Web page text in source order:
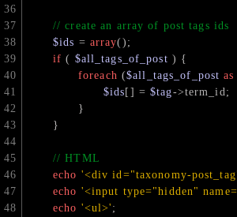
// create an array of post tags ids
$ids = array();
if ( $all_tags_of_post ) {
foreach ($all_tags_of_post as
$ids[] = $tag->term_id;
		}
	}
// HTML
echo '<div id="taxonomy-
echo '<input type="hidden"
echo '<ul>' ;